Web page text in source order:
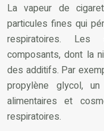
La vapeur de
particules fines qui
respiratoires. Les
composants, dont la
des additifs. Par
propylène glycol,
alimentaires et
respiratoires.